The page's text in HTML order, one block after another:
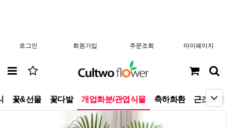
로그인 회원가입 주문조회 마이페이지
꽃&선물 꽃다발 개업화분/관엽식물 축하화환 근조화환